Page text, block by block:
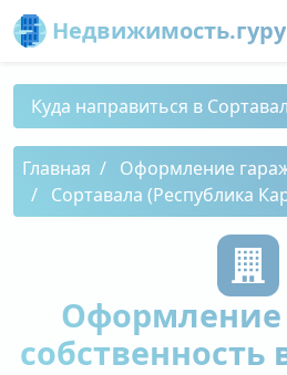
Недвижимость.гуру
Куда направиться в
Главная
Оформление
Сортавала (Республика
Оформление
собственность